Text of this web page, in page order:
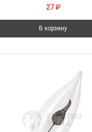
27 ₽
В корзину